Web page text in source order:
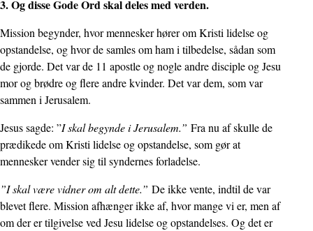
3. Og disse Gode Ord skal deles med verden.
Mission begynder, hvor mennesker hører om Kristi lidelse og
opstandelse, og hvor de samles om ham i tilbedelse, sådan som
de gjorde. Det var de 11 apostle og nogle andre disciple og Jesu
mor og brødre og flere andre kvinder. Det var dem, som var
sammen i Jerusalem.
Jesus sagde: ”I skal begynde i Jerusalem.” Fra nu af skulle de
prædikede om Kristi lidelse og opstandelse, som gør at
mennesker vender sig til syndernes forladelse.
”I skal være vidner om alt dette.” De ikke vente, indtil de var
blevet flere. Mission afhænger ikke af, hvor mange vi er, men af
om der er tilgivelse ved Jesu lidelse og opstandelses. Og det er